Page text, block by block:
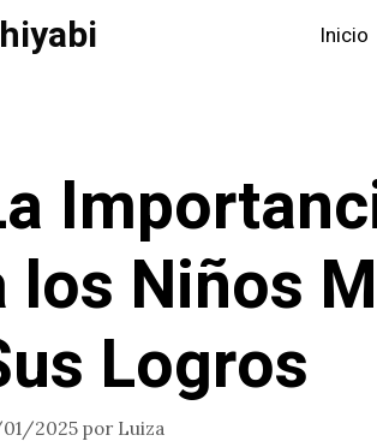
Inicio
los Niños
Logros
2025 por Luiza